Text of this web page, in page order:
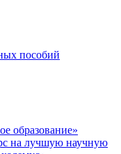
пособий
образование»
на лучшую научную